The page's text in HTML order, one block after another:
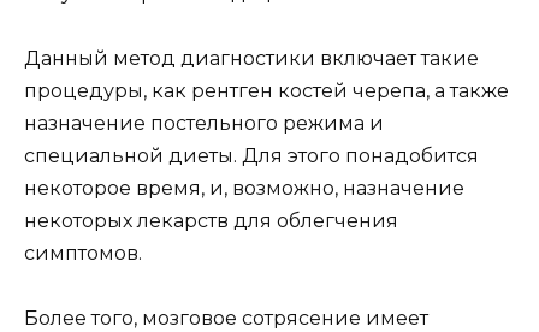
Данный метод диагностики включает такие
процедуры, как рентген костей черепа, а также
назначение постельного режима и
специальной диеты. Для этого понадобится
некоторое время, и, возможно, назначение
некоторых лекарств для облегчения
симптомов.
Более того, мозговое сотрясение имеет